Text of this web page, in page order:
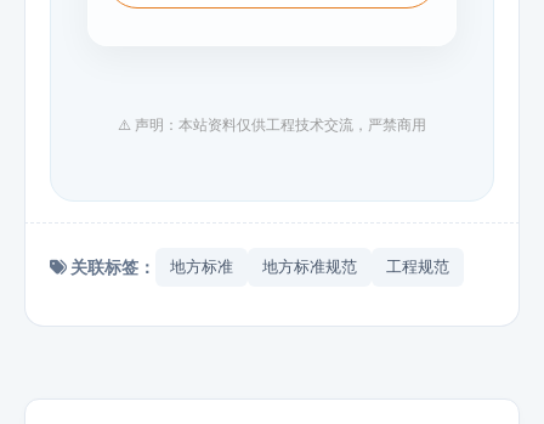
⚠️ 声明：本站资料仅供工程技术交流，严禁商用
关联标签： 地方标准 地方标准规范 工程规范